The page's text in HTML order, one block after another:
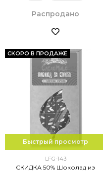
Распродано
СКОРО В ПРОДАЖЕ
Быстрый просмотр
LFG-143
СКИДКА 50% Шоколад из